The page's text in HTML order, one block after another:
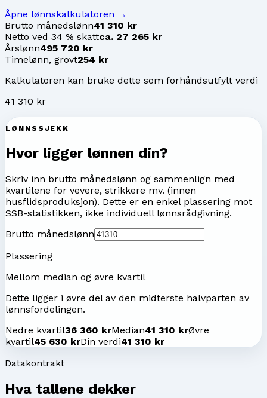
Åpne lønnskalkulatoren →
Brutto månedslønn41 310 kr
Netto ved 34 % skattca. 27 265 kr
Årslønn495 720 kr
Timelønn, grovt254 kr
Kalkulatoren kan bruke dette som forhåndsutfylt verdi
41 310 kr
LØNNSSJEKK
Hvor ligger lønnen din?
Skriv inn brutto månedslønn og sammenlign med
kvartilene for vevere, strikkere mv. (innen
husflidsproduksjon). Dette er en enkel plassering mot
SSB-statistikken, ikke individuell lønnsrådgivning.
Brutto månedslønn
Plassering
Mellom median og øvre kvartil
Dette ligger i øvre del av den midterste halvparten av
lønnsfordelingen.
Nedre kvartil36 360 krMedian41 310 krØvre
kvartil45 630 krDin verdi41 310 kr
Datakontrakt
Hva tallene dekker